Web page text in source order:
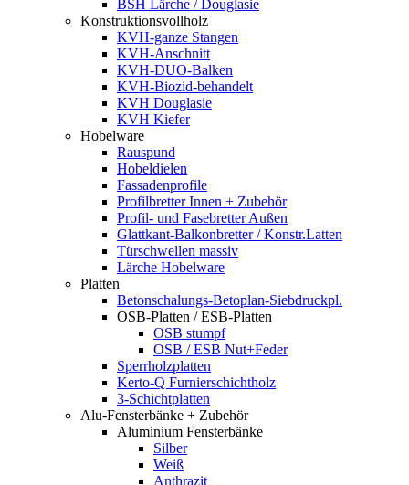
BSH Lärche / Douglasie
Konstruktionsvollholz
KVH-ganze Stangen
KVH-Anschnitt
KVH-DUO-Balken
KVH-Biozid-behandelt
KVH Douglasie
KVH Kiefer
Hobelware
Rauspund
Hobeldielen
Fassadenprofile
Profilbretter Innen + Zubehör
Profil- und Fasebretter Außen
Glattkant-Balkonbretter / Konstr.Latten
Türschwellen massiv
Lärche Hobelware
Platten
Betonschalungs-Betoplan-Siebdruckpl.
OSB-Platten / ESB-Platten
OSB stumpf
OSB / ESB Nut+Feder
Sperrholzplatten
Kerto-Q Furnierschichtholz
3-Schichtplatten
Alu-Fensterbänke + Zubehör
Aluminium Fensterbänke
Silber
Weiß
Anthrazit